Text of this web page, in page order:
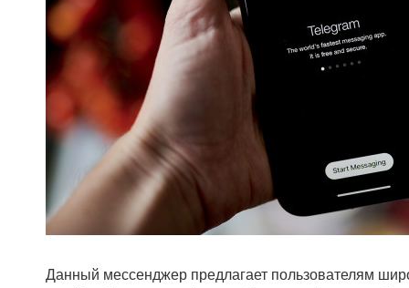
Данный мессенджер предлагает пользователям